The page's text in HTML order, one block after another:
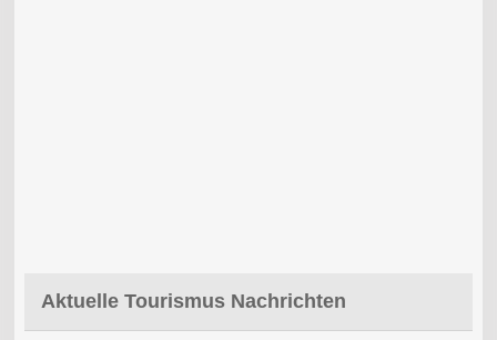
Aktuelle Tourismus Nachrichten